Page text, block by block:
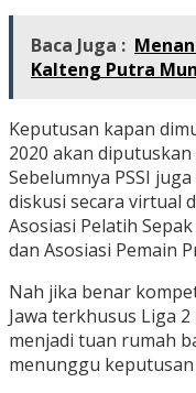
Baca Juga :
Kalteng Putra
Keputusan kapan
2020 akan
Sebelumnya PSSI
diskusi secara virtual
Asosiasi Pelatih
dan Asosiasi Pemain
Nah jika benar
Jawa terkhusus Liga
menjadi tuan rumah
menunggu keputusan